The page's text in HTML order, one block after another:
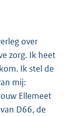
over
zorg. Ik heet
Ik stel de
mij:
Ellemeet
D66, de